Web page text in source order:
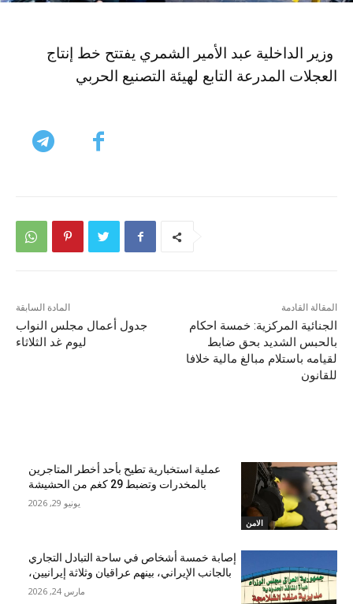
وزير الداخلية عبد الأمير الشمري يفتتح خط إنتاج
العجلات المدرعة التابع لهيئة التصنيع الحربي
المادة السابقة
جدول أعمال مجلس النواب
ليوم غد الثلاثاء
المقالة القادمة
الجنائية المركزية: خمسة احكام
بالحبس الشديد بحق ضابط
لقيامه باستلام مبالغ مالية خلافا
للقانون
الامن
عملية استخبارية تطيح بأحد أخطر المتاجرين
بالمخدرات وتضبط 29 كغم من الحشيشة
يونيو 29, 2026
إصابة خمسة أشخاص في ساحة التبادل التجاري
بالجانب الإيراني، بينهم عراقيان وثلاثة إيرانيين،
مارس 24, 2026